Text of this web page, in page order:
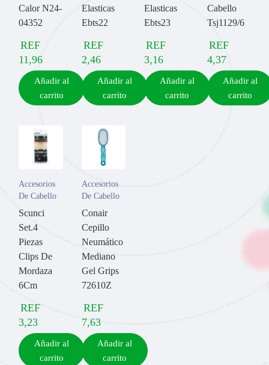
Calor N24-
04352
REF
11,96
Añadir al
carrito
Elasticas
Ebts22
REF
2,46
Añadir al
carrito
Elasticas
Ebts23
REF
3,16
Añadir al
carrito
Cabello
Tsj1129/6
REF
4,37
Añadir al
carrito
Accesorios
De Cabello
Scunci
Set.4
Piezas
Clips De
Mordaza
6Cm
REF
3,23
Añadir al
carrito
Accesorios
De Cabello
Conair
Cepillo
Neumático
Mediano
Gel Grips
72610Z
REF
7,63
Añadir al
carrito